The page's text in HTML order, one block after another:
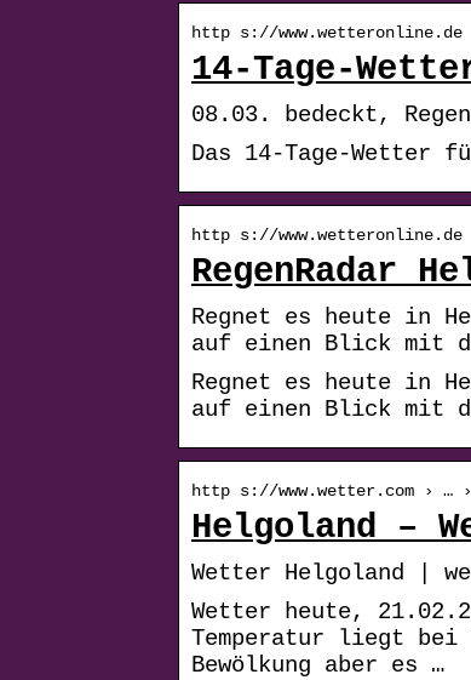
http s://
14-Tage-
08.03. bedeckt,
Das 14-Tage-Wetter
http s://www.wetteronline.de
RegenRadar
Regnet es heute in
auf einen Blick mit
Regnet es heute in
auf einen Blick mit
http s://www.wetter.com › …
Helgoland –
Wetter Helgoland |
Wetter heute,
Temperatur liegt bei
Bewölkung aber es …